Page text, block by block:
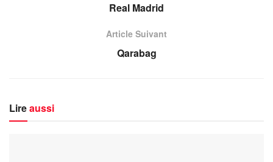
Real Madrid
Article Suivant
Qarabag
Lireaussi